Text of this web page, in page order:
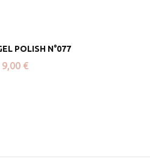
POLISH N°077
9,00 €